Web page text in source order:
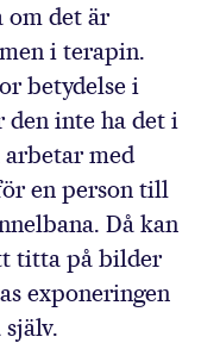
om det är
i terapin.
betydelse i
den inte ha det i
med
en person till
Då kan
titta på bilder
exponeringen